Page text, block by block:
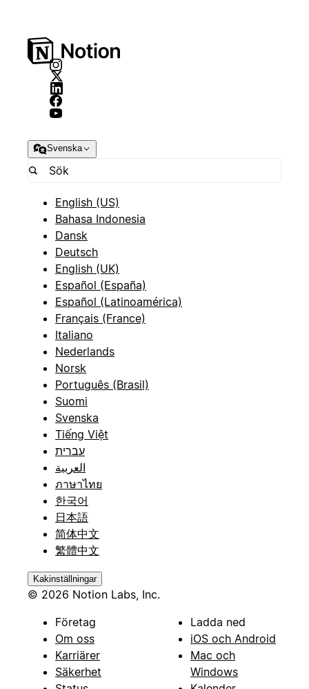
Svenska
English (US)
Bahasa Indonesia
Dansk
Deutsch
English (UK)
Español (España)
Español (Latinoamérica)
Français (France)
Italiano
Nederlands
Norsk
Português (Brasil)
Suomi
Svenska
Tiếng Việt
עברית
العربية
ภาษาไทย
한국어
日本語
简体中文
繁體中文
Kakinställningar
© 2026 Notion Labs, Inc.
Företag
Om oss
Karriärer
Säkerhet
Ladda ned
iOS och Android
Mac och
Windows